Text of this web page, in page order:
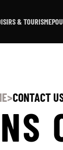
& TOURISME
>CONTACT